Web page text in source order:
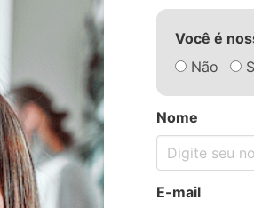
Você é
Não
Nome
E-mail